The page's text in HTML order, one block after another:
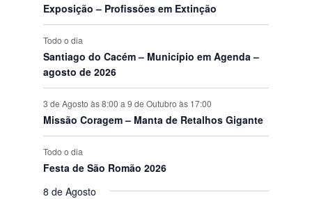
o
s
Exposição – Profissões em Extinção
Todo o dia
Santiago do Cacém – Município em Agenda –
agosto de 2026
3 de Agosto às 8:00 a 9 de Outubro às 17:00
Missão Coragem – Manta de Retalhos Gigante
Todo o dia
Festa de São Romão 2026
8 de Agosto